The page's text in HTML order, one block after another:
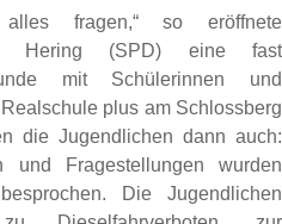
fragen,“ so eröffnete
Hering (SPD) eine fast
mit Schülerinnen und
plus am Schlossberg
die Jugendlichen dann auch:
und Fragestellungen wurden
Die Jugendlichen